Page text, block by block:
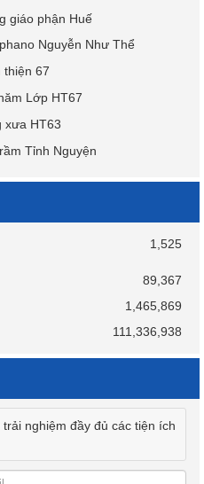
1,525
89,367
1,465,869
111,336,938
nghiệm đầy đủ các tiện ích